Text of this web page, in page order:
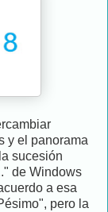
y el panorama
sucesión
de Windows
a esa
pero la